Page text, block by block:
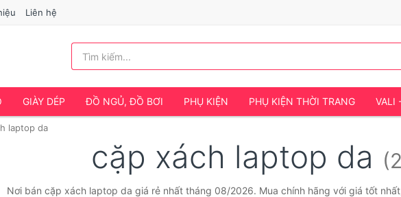
Liên hệ
GIÀY DÉP ĐỒ NGỦ, ĐỒ BƠI PHỤ KIỆN PHỤ KIỆN THỜI TRANG VALI
laptop da
cặp xách laptop da
Nơi bán cặp xách laptop da giá rẻ nhất tháng 08/2026. Mua chính hãng với giá tốt